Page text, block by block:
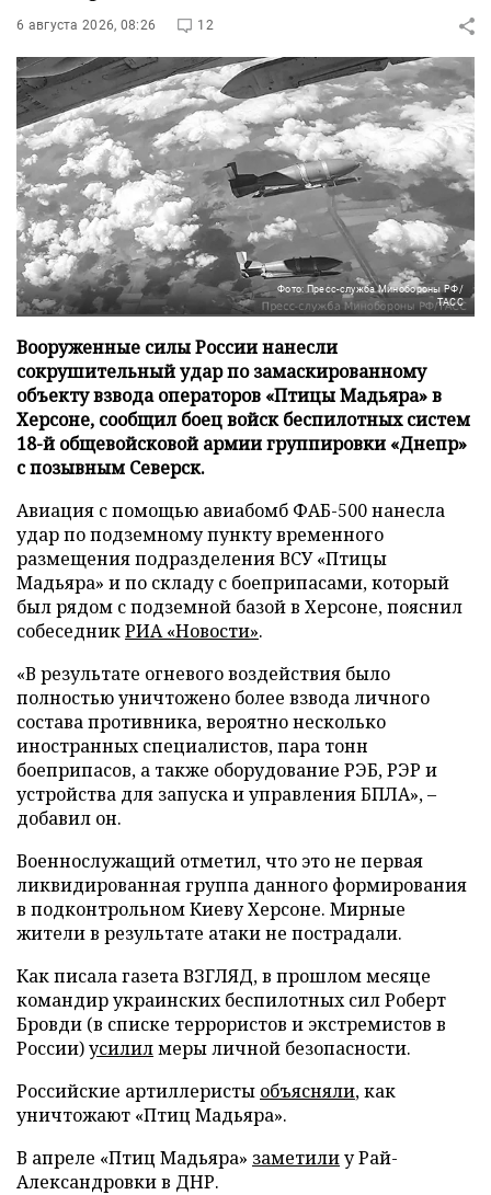
6 августа 2026, 08:26 12
Фото: Пресс-служба Минобороны РФ/
ТАСС
Вооруженные силы России нанесли
сокрушительный удар по замаскированному
объекту взвода операторов «Птицы Мадьяра» в
Херсоне, сообщил боец войск беспилотных систем
18-й общевойсковой армии группировки «Днепр»
с позывным Северск.
Авиация с помощью авиабомб ФАБ-500 нанесла
удар по подземному пункту временного
размещения подразделения ВСУ «Птицы
Мадьяра» и по складу с боеприпасами, который
был рядом с подземной базой в Херсоне, пояснил
собеседникРИА «Новости».
«В результате огневого воздействия было
полностью уничтожено более взвода личного
состава противника, вероятно несколько
иностранных специалистов, пара тонн
боеприпасов, а также оборудование РЭБ, РЭР и
устройства для запуска и управления БПЛА», –
добавил он.
Военнослужащий отметил, что это не первая
ликвидированная группа данного формирования
в подконтрольном Киеву Херсоне. Мирные
жители в результате атаки не пострадали.
Как писала газета ВЗГЛЯД, в прошлом месяце
командир украинских беспилотных сил Роберт
Бровди (в списке террористов и экстремистов в
России)усилилмеры личной безопасности.
Российские артиллеристы объясняли, как
уничтожают «Птиц Мадьяра».
В апреле «Птиц Мадьяра» заметилиу Рай-
Александровки в ДНР.